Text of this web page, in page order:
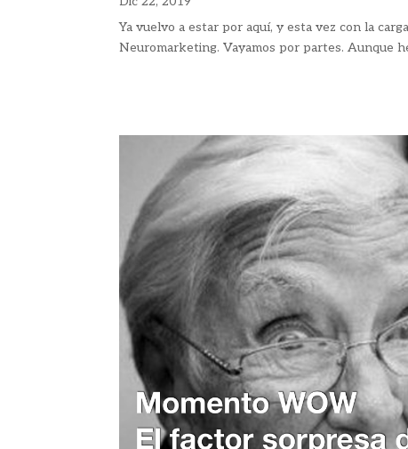
Ya vuelvo a estar por aquí, y esta vez con la
Neuromarketing. Vayamos por partes. Aunque